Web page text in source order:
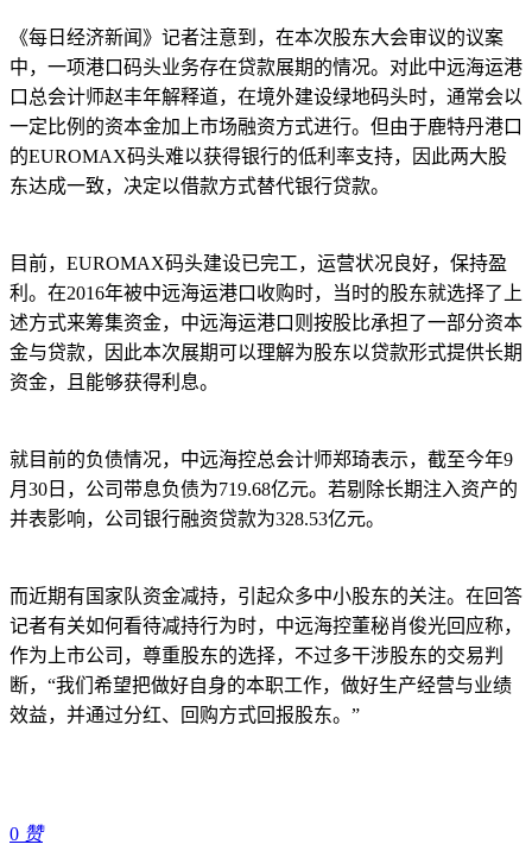
《每日经济新闻》记者注意到，在本次股东大会审议的议案
中，一项港口码头业务存在贷款展期的情况。对此中远海运港
口总会计师赵丰年解释道，在境外建设绿地码头时，通常会以
一定比例的资本金加上市场融资方式进行。但由于鹿特丹港口
的EUROMAX码头难以获得银行的低利率支持，因此两大股
东达成一致，决定以借款方式替代银行贷款。
目前，EUROMAX码头建设已完工，运营状况良好，保持盈
利。在2016年被中远海运港口收购时，当时的股东就选择了上
述方式来筹集资金，中远海运港口则按股比承担了一部分资本
金与贷款，因此本次展期可以理解为股东以贷款形式提供长期
资金，且能够获得利息。
就目前的负债情况，中远海控总会计师郑琦表示，截至今年9
月30日，公司带息负债为719.68亿元。若剔除长期注入资产的
并表影响，公司银行融资贷款为328.53亿元。
而近期有国家队资金减持，引起众多中小股东的关注。在回答
记者有关如何看待减持行为时，中远海控董秘肖俊光回应称，
作为上市公司，尊重股东的选择，不过多干涉股东的交易判
断，“我们希望把做好自身的本职工作，做好生产经营与业绩
效益，并通过分红、回购方式回报股东。”
0 赞